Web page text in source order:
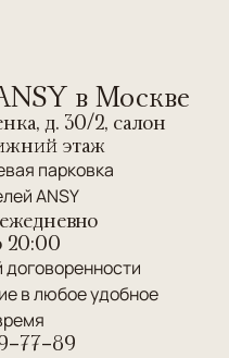
в Москве
д. 30/2, салон
этаж
парковка
ANSY
20:00
в любое удобное
77-89